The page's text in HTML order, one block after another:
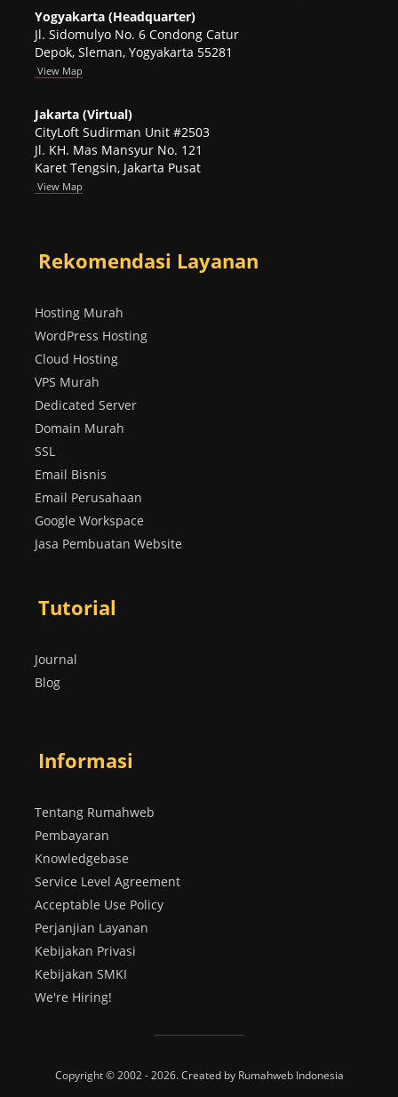
Yogyakarta (Headquarter)
Jl. Sidomulyo No. 6 Condong Catur
Depok, Sleman, Yogyakarta 55281
View Map
Jakarta (Virtual)
CityLoft Sudirman Unit #2503
Jl. KH. Mas Mansyur No. 121
Karet Tengsin, Jakarta Pusat
View Map
Rekomendasi Layanan
Hosting Murah
WordPress Hosting
Cloud Hosting
VPS Murah
Dedicated Server
Domain Murah
SSL
Email Bisnis
Email Perusahaan
Google Workspace
Jasa Pembuatan Website
Tutorial
Journal
Blog
Informasi
Tentang Rumahweb
Pembayaran
Knowledgebase
Service Level Agreement
Acceptable Use Policy
Perjanjian Layanan
Kebijakan Privasi
Kebijakan SMKI
We're Hiring!
Copyright © 2002 - 2026. Created by Rumahweb Indonesia